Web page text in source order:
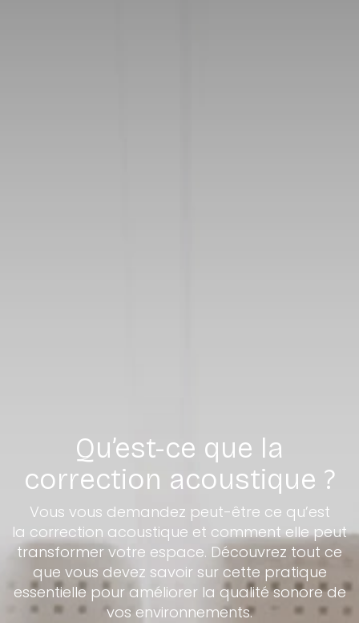
Qu’est-ce que la
correction acoustique ?
Vous vous demandez peut-être ce qu’est
la correction acoustique et comment elle peut
transformer votre espace. Découvrez tout ce
que vous devez savoir sur cette pratique
essentielle pour améliorer la qualité sonore de
vos environnements.